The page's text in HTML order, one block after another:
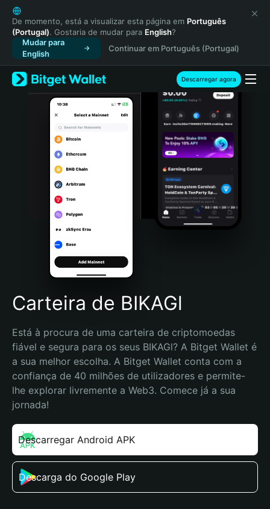
English
日本語
Tiếng Việt
Русский
Español (Latinoamérica)
Türkçe
Italiano
Português (Portugal)
Bahasa Indonesia
Português (Brasil)
Español (Argentina)
De momento, está a visualizar esta página em Português
(Portugal). Gostaria de mudar para English?
Mudar para
English
Continuar em Português (Portugal)
Descarregar agora
Carteira de BIKAGl
Está à procura de uma carteira de criptomoedas
fiável e segura para os seus BIKAGl? A Bitget Wallet é
a sua melhor escolha. A Bitget Wallet conta com a
confiança de 40 milhões de utilizadores e permite-
lhe explorar livremente a Web3. Comece já a sua
jornada!
Descarregar Android APK
Descarga do Google Play